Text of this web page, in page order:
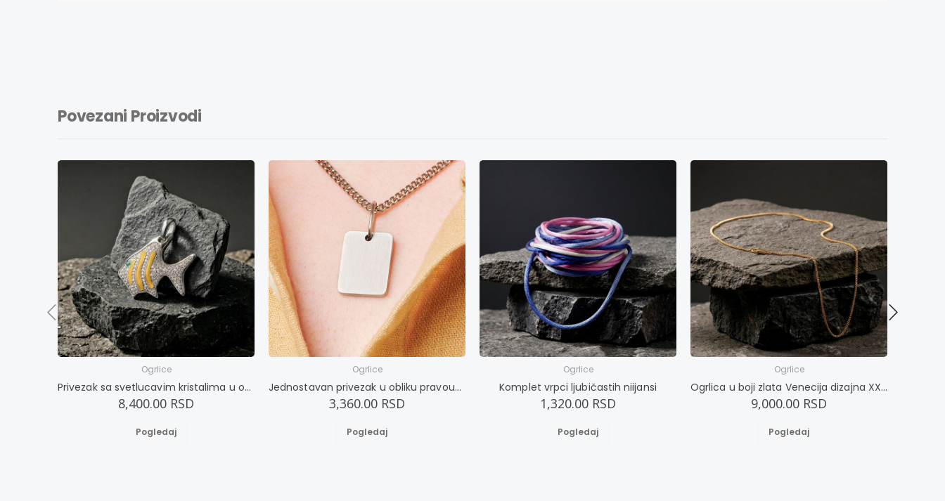
Povezani Proizvodi
Ogrlice
Privezak sa svetlucavim kristalima u obliku ribe
8,400.00 RSD
Pogledaj
Ogrlice
Jednostavan privezak u obliku pravougaonika
3,360.00 RSD
Pogledaj
Ogrlice
Komplet vrpci ljubičastih niijansi
1,320.00 RSD
Pogledaj
Ogrlice
Ogrlica u boji zlata Venecija dizajna XXXXL
9,000.00 RSD
Pogledaj